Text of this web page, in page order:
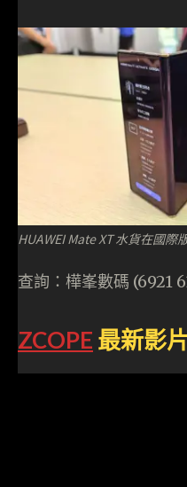
HUAWEI Mate XT 水貨在國際
查詢：樺峯數碼 (6921
ZCOPE 最新影